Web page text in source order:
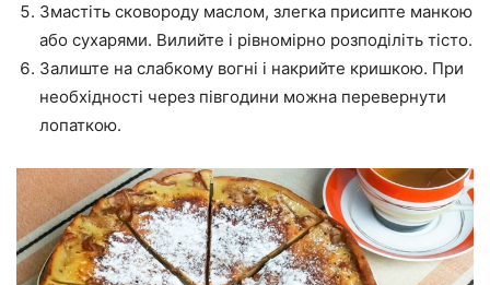
Змастіть сковороду маслом, злегка присипте манкою
або сухарями. Вилийте і рівномірно розподіліть тісто.
Залиште на слабкому вогні і накрийте кришкою. При
необхідності через півгодини можна перевернути
лопаткою.